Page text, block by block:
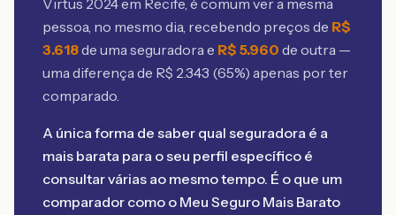
Virtus 2024 em Recife, é comum ver a mesma
pessoa, no mesmo dia, recebendo preços de R$
3.618de uma seguradora e R$ 5.960 de outra —
uma diferença de R$ 2.343 (65%) apenas por ter
comparado.
A única forma de saber qual seguradora é a
mais barata para o seu perfil específico é
consultar várias ao mesmo tempo. É o que um
comparador como o Meu Seguro Mais Barato